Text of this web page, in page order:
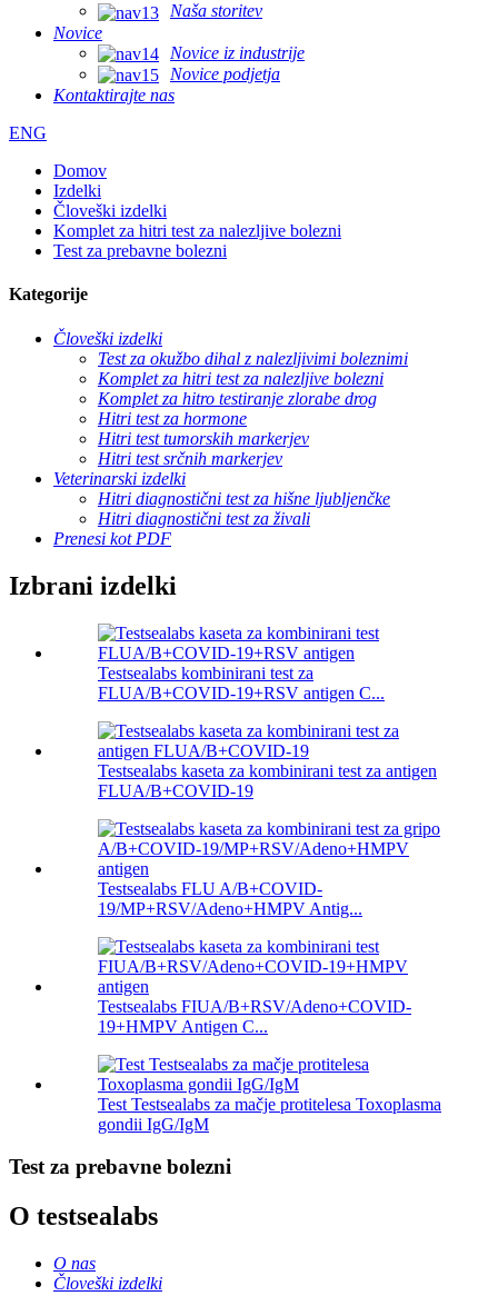
Naša storitev
Novice
Novice iz industrije
Novice podjetja
Kontaktirajte nas
ENG
Domov
Izdelki
Človeški izdelki
Komplet za hitri test za nalezljive bolezni
Test za prebavne bolezni
Kategorije
Človeški izdelki
Test za okužbo dihal z nalezljivimi boleznimi
Komplet za hitri test za nalezljive bolezni
Komplet za hitro testiranje zlorabe drog
Hitri test za hormone
Hitri test tumorskih markerjev
Hitri test srčnih markerjev
Veterinarski izdelki
Hitri diagnostični test za hišne ljubljenčke
Hitri diagnostični test za živali
Prenesi kot PDF
Izbrani izdelki
Testsealabs kombinirani test za
FLUA/B+COVID-19+RSV antigen C...
Testsealabs kaseta za kombinirani test za antigen
FLUA/B+COVID-19
Testsealabs FLU A/B+COVID-
19/MP+RSV/Adeno+HMPV Antig...
Testsealabs FIUA/B+RSV/Adeno+COVID-
19+HMPV Antigen C...
Test Testsealabs za mačje protitelesa Toxoplasma
gondii IgG/IgM
Test za prebavne bolezni
O testsealabs
O nas
Človeški izdelki